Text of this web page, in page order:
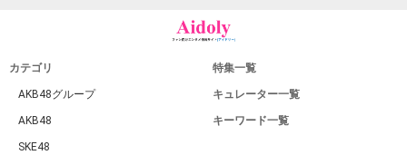
カテゴリ
AKB48グループ
AKB48
SKE48
特集一覧
キュレーター一覧
キーワード一覧